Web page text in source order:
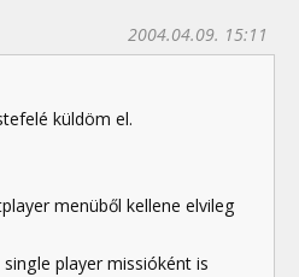
2004.04.09. 15:11
küldöm el.
menüből kellene elvileg
player missióként is